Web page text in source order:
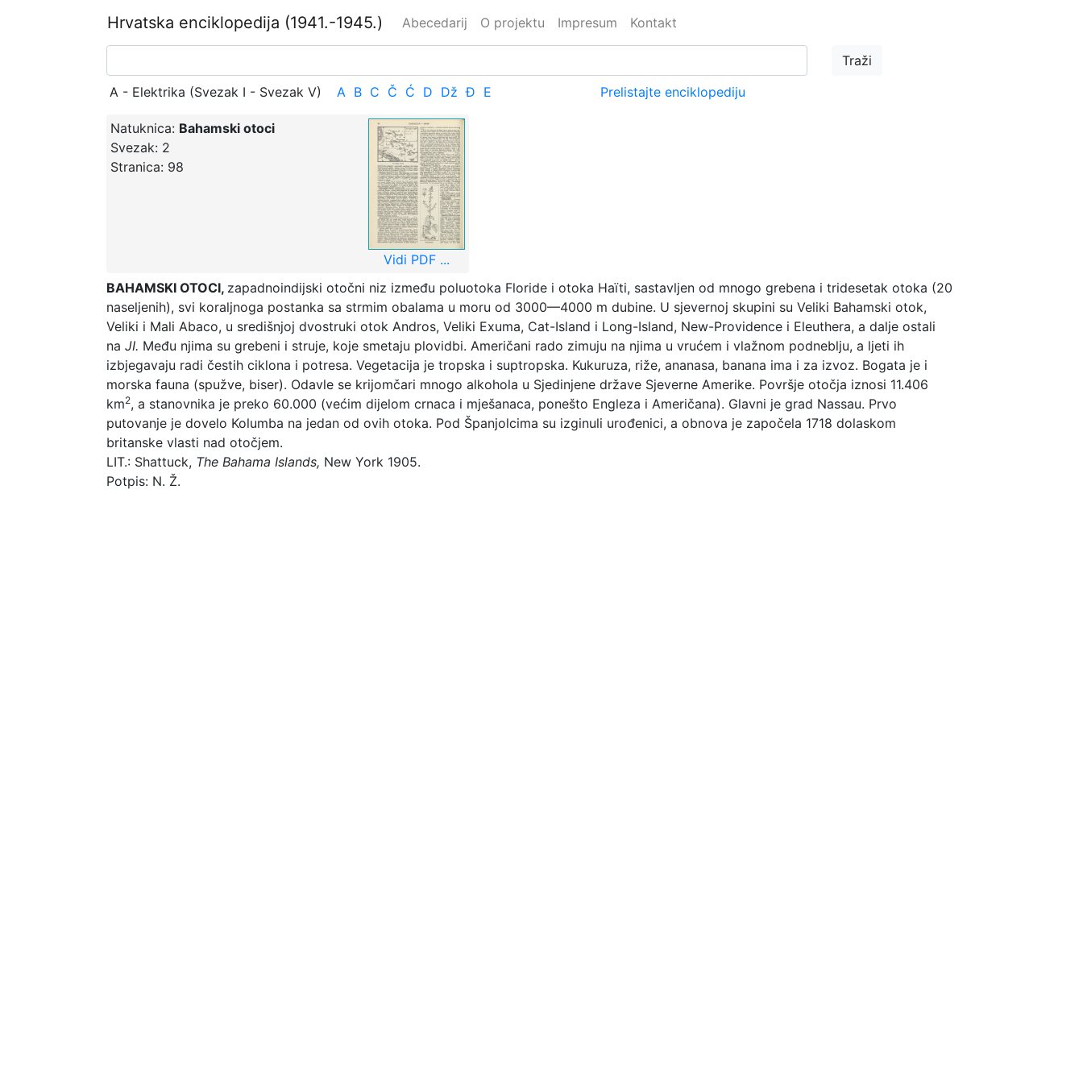
Hrvatska enciklopedija (1941.-1945.) Abecedarij O projektu Impresum Kontakt
A - Elektrika (Svezak I - Svezak V) A B C Č Ć D Dž Đ E Prelistajte enciklopediju
Natuknica: Bahamski otoci
Svezak: 2
Stranica: 98
Vidi PDF ...
BAHAMSKI OTOCI, zapadnoindijski otočni niz između poluotoka Floride i otoka Haïti, sastavljen od mnogo grebena i tridesetak otoka (20
naseljenih), svi koraljnoga postanka sa strmim obalama u moru od 3000—4000 m dubine. U sjevernoj skupini su Veliki Bahamski otok,
Veliki i Mali Abaco, u središnjoj dvostruki otok Andros, Veliki Exuma, Cat-Island i Long-Island, New-Providence i Eleuthera, a dalje ostali
na JI. Među njima su grebeni i struje, koje smetaju plovidbi. Američani rado zimuju na njima u vrućem i vlažnom podneblju, a ljeti ih
izbjegavaju radi čestih ciklona i potresa. Vegetacija je tropska i suptropska. Kukuruza, riže, ananasa, banana ima i za izvoz. Bogata je i
morska fauna (spužve, biser). Odavle se krijomčari mnogo alkohola u Sjedinjene države Sjeverne Amerike. Površje otočja iznosi 11.406
km2, a stanovnika je preko 60.000 (većim dijelom crnaca i mješanaca, ponešto Engleza i Američana). Glavni je grad Nassau. Prvo
putovanje je dovelo Kolumba na jedan od ovih otoka. Pod Španjolcima su izginuli urođenici, a obnova je započela 1718 dolaskom
britanske vlasti nad otočjem.
LIT.: Shattuck, The Bahama Islands, New York 1905.
Potpis: N. Ž.